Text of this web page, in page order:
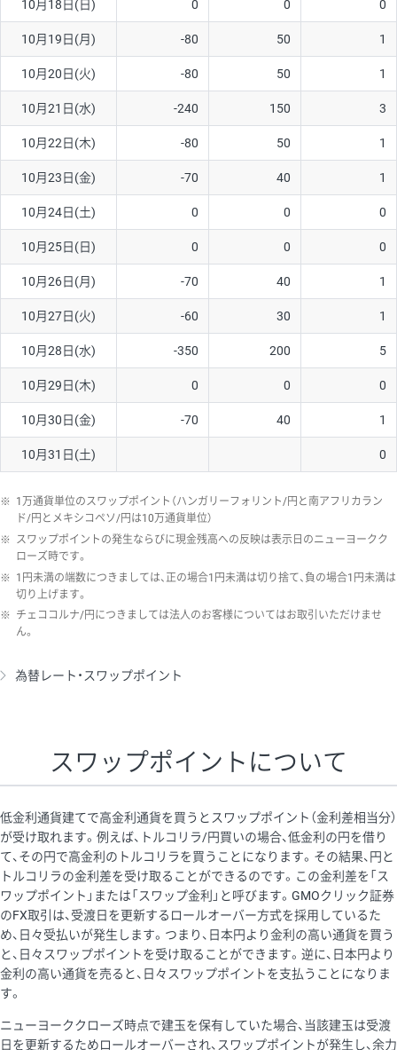
10月18日(日) 0 0 0
10月19日(月) -80 50 1
10月20日(火) -80 50 1
10月21日(水) -240 150 3
10月22日(木) -80 50 1
10月23日(金) -70 40 1
10月24日(土) 0 0 0
10月25日(日) 0 0 0
10月26日(月) -70 40 1
10月27日(火) -60 30 1
10月28日(水) -350 200 5
10月29日(木) 0 0 0
10月30日(金) -70 40 1
10月31日(土) 0
※ 1万通貨単位のスワップポイント（ハンガリーフォリント/円と南アフリカラン
ド/円とメキシコペソ/円は10万通貨単位）
※ スワップポイントの発生ならびに現金残高への反映は表示日のニューヨークク
ローズ時です。
※ 1円未満の端数につきましては、正の場合1円未満は切り捨て、負の場合1円未満は
切り上げます。
※ チェココルナ/円につきましては法人のお客様についてはお取引いただけませ
ん。
為替レート・スワップポイント
スワップポイントについて
低金利通貨建てで高金利通貨を買うとスワップポイント（金利差相当分）
が受け取れます。例えば、トルコリラ/円買いの場合、低金利の円を借り
て、その円で高金利のトルコリラを買うことになります。その結果、円と
トルコリラの金利差を受け取ることができるのです。この金利差を「ス
ワップポイント」または「スワップ金利」と呼びます。GMOクリック証券
のFX取引は、受渡日を更新するロールオーバー方式を採用しているた
め、日々受払いが発生します。つまり、日本円より金利の高い通貨を買う
と、日々スワップポイントを受け取ることができます。逆に、日本円より
金利の高い通貨を売ると、日々スワップポイントを支払うことになりま
す。
ニューヨーククローズ時点で建玉を保有していた場合、当該建玉は受渡
日を更新するためロールオーバーされ、スワップポイントが発生し、余力